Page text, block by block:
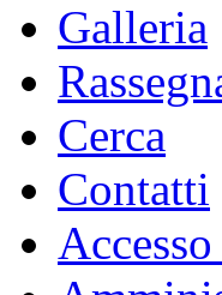
Galleria
Cerca
Contatti